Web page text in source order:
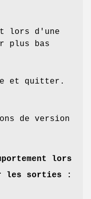
lors d'une
plus bas
et quitter.
de version
lors
les sorties :